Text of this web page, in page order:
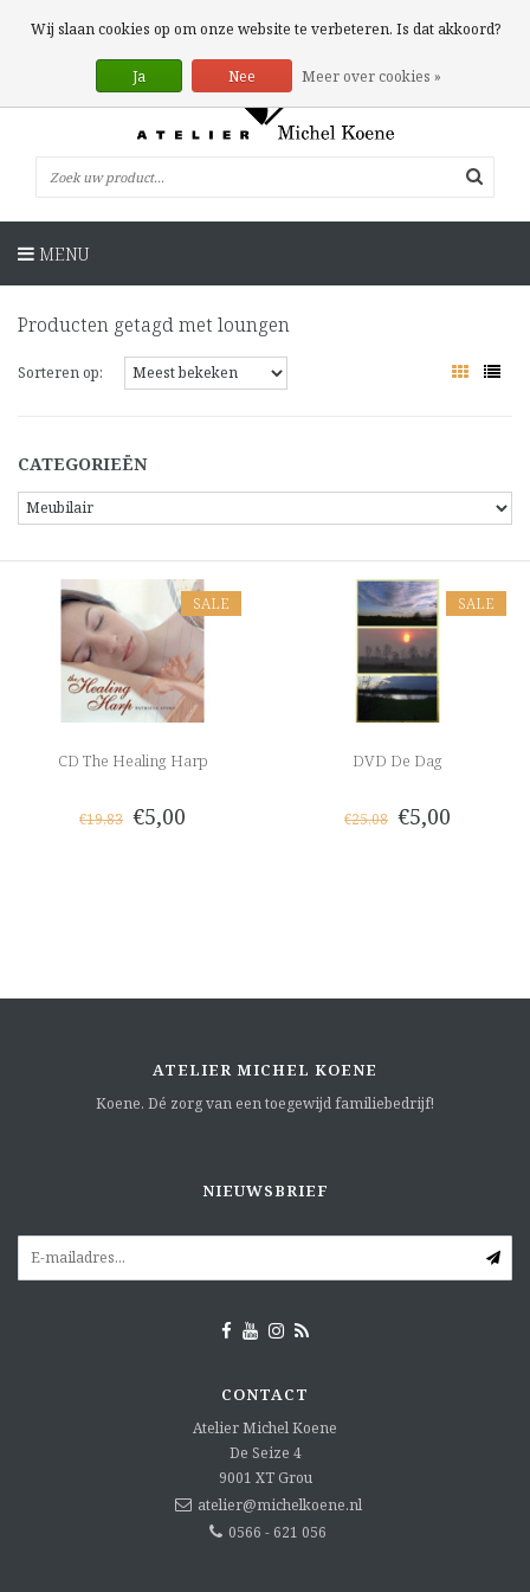
0 Artikelen
MENU
Producten getagd met loungen
Sorteren op:
CATEGORIEËN
SALE
CD The Healing Harp
€19,83 €5,00
SALE
DVD De Dag
€25,08 €5,00
ATELIER MICHEL KOENE
Koene. Dé zorg van een toegewijd familiebedrijf!
NIEUWSBRIEF
CONTACT
Atelier Michel Koene
De Seize 4
9001 XT Grou
atelier@michelkoene.nl
0566 - 621 056
Wij slaan cookies op om onze website te verbeteren. Is dat akkoord?
Ja Nee Meer over cookies »